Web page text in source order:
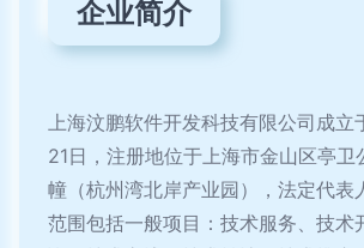
企业简介
上海汶鹏软件开发科技有限公司成
21日，注册地位于上海市金山区亭
幢（杭州湾北岸产业园），法定代表
范围包括一般项目：技术服务、技术